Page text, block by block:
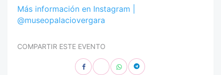
Más información en Instagram |
@museopalaciovergara
COMPARTIR ESTE EVENTO